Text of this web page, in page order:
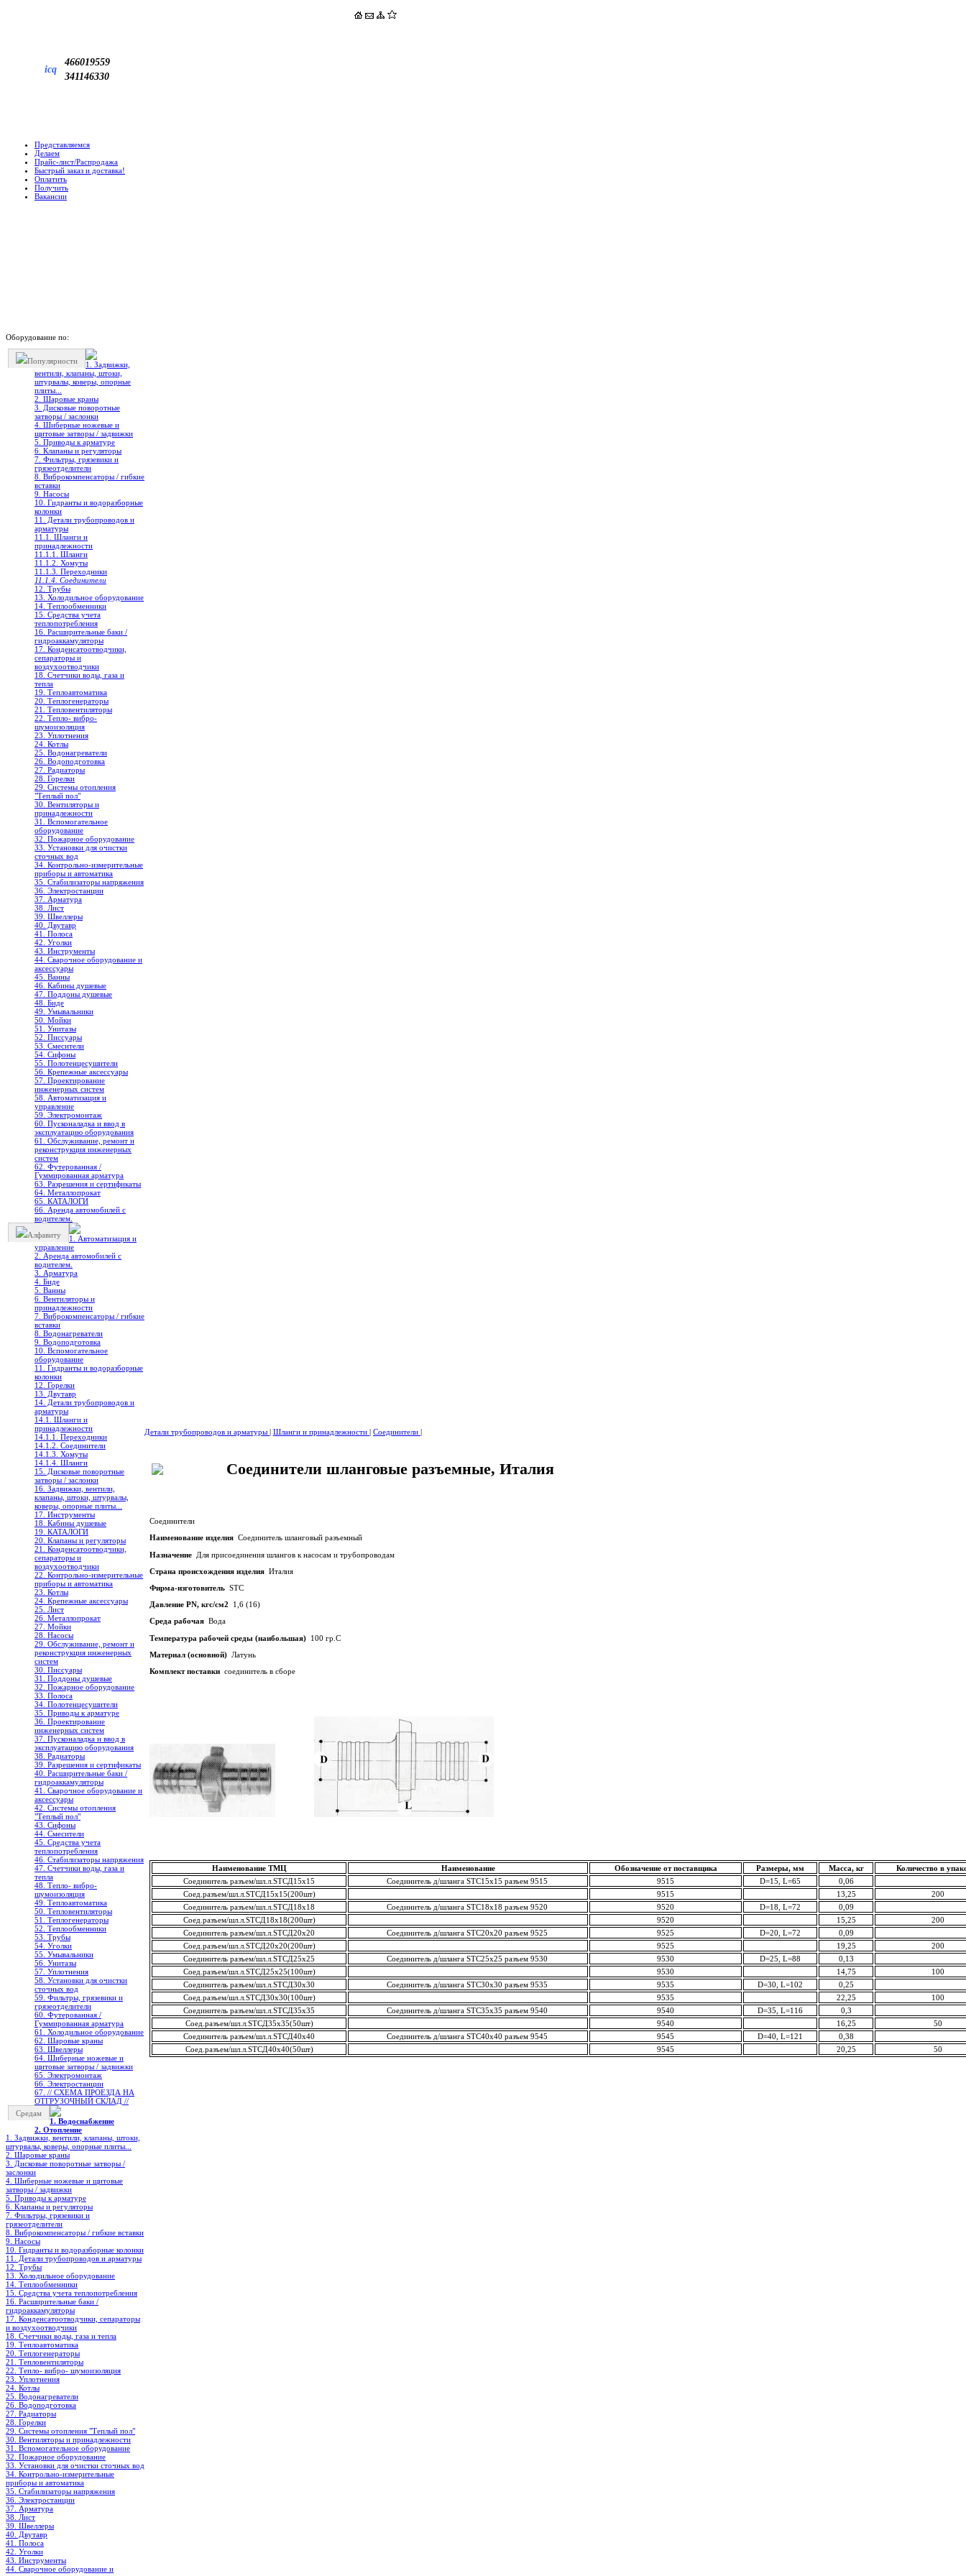
icq
466019559
341146330
Представляемся
Делаем
Прайс-лист/Распродажа
Быстрый заказ и доставка!
Оплатить
Получить
Вакансии
Оборудование по:
Популярности
1. Задвижки,
вентили, клапаны, штоки,
штурвалы, коверы, опорные
плиты...
2. Шаровые краны
3. Дисковые поворотные
затворы / заслонки
4. Шиберные ножевые и
щитовые затворы / задвижки
5. Приводы к арматуре
6. Клапаны и регуляторы
7. Фильтры, грязевики и
грязеотделители
8. Виброкомпенсаторы / гибкие
вставки
9. Насосы
10. Гидранты и водоразборные
колонки
11. Детали трубопроводов и
арматуры
11.1. Шланги и
принадлежности
11.1.1. Шланги
11.1.2. Хомуты
11.1.3. Переходники
11.1.4. Соединители
12. Трубы
13. Холодильное oборудование
14. Теплообменники
15. Средства учета
теплопотребления
16. Расширительные баки /
гидроаккамуляторы
17. Конденсатоотводчики,
сепараторы и
воздухоотводчики
18. Счетчики воды, газа и
тепла
19. Теплоавтоматика
20. Теплогенераторы
21. Тепловентиляторы
22. Тепло- вибро-
шумоизоляция
23. Уплотнения
24. Котлы
25. Водонагреватели
26. Водоподготовка
27. Радиаторы
28. Горелки
29. Системы отопления
"Теплый пол"
30. Вентиляторы и
принадлежности
31. Вспомогательное
оборудование
32. Пожарное оборудование
33. Установки для очистки
сточных вод
34. Контрольно-измерительные
приборы и автоматика
35. Стабилизаторы напряжения
36. Электростанции
37. Арматура
38. Лист
39. Швеллеры
40. Двутавр
41. Полоса
42. Уголки
43. Инструменты
44. Сварочное оборудование и
аксессуары
45. Ванны
46. Кабины душевые
47. Поддоны душевые
48. Биде
49. Умывальники
50. Мойки
51. Унитазы
52. Писсуары
53. Смесители
54. Сифоны
55. Полотенцесушители
56. Крепежные аксессуары
57. Проектирование
инженерных систем
58. Автоматизация и
управление
59. Электромонтаж
60. Пусконаладка и ввод в
эксплуатацию оборудования
61. Обслуживание, ремонт и
реконструкция инженерных
систем
62. Футерованная /
Гуммированная арматура
63. Разрешения и сертификаты
64. Металлопрокат
65. КАТАЛОГИ
66. Аренда автомобилей с
водителем.
Алфавиту
1. Автоматизация и
управление
2. Аренда автомобилей с
водителем.
3. Арматура
4. Биде
5. Ванны
6. Вентиляторы и
принадлежности
7. Виброкомпенсаторы / гибкие
вставки
8. Водонагреватели
9. Водоподготовка
10. Вспомогательное
оборудование
11. Гидранты и водоразборные
колонки
12. Горелки
13. Двутавр
14. Детали трубопроводов и
арматуры
14.1. Шланги и
принадлежности
14.1.1. Переходники
14.1.2. Соединители
14.1.3. Хомуты
14.1.4. Шланги
15. Дисковые поворотные
затворы / заслонки
16. Задвижки, вентили,
клапаны, штоки, штурвалы,
коверы, опорные плиты...
17. Инструменты
18. Кабины душевые
19. КАТАЛОГИ
20. Клапаны и регуляторы
21. Конденсатоотводчики,
сепараторы и
воздухоотводчики
22. Контрольно-измерительные
приборы и автоматика
23. Котлы
24. Крепежные аксессуары
25. Лист
26. Металлопрокат
27. Мойки
28. Насосы
29. Обслуживание, ремонт и
реконструкция инженерных
систем
30. Писсуары
31. Поддоны душевые
32. Пожарное оборудование
33. Полоса
34. Полотенцесушители
35. Приводы к арматуре
36. Проектирование
инженерных систем
37. Пусконаладка и ввод в
эксплуатацию оборудования
38. Радиаторы
39. Разрешения и сертификаты
40. Расширительные баки /
гидроаккамуляторы
41. Сварочное оборудование и
аксессуары
42. Системы отопления
"Теплый пол"
43. Сифоны
44. Смесители
45. Средства учета
теплопотребления
46. Стабилизаторы напряжения
47. Счетчики воды, газа и
тепла
48. Тепло- вибро-
шумоизоляция
49. Теплоавтоматика
50. Тепловентиляторы
51. Теплогенераторы
52. Теплообменники
53. Трубы
54. Уголки
55. Умывальники
56. Унитазы
57. Уплотнения
58. Установки для очистки
сточных вод
59. Фильтры, грязевики и
грязеотделители
60. Футерованная /
Гуммированная арматура
61. Холодильное oборудование
62. Шаровые краны
63. Швеллеры
64. Шиберные ножевые и
щитовые затворы / задвижки
65. Электромонтаж
66. Электростанции
67. // СХЕМА ПРОЕЗДА НА
ОТГРУЗОЧНЫЙ СКЛАД //
Средам
1. Водоснабжение
2. Отопление
1. Задвижки, вентили, клапаны, штоки,
штурвалы, коверы, опорные плиты...
2. Шаровые краны
3. Дисковые поворотные затворы /
заслонки
4. Шиберные ножевые и щитовые
затворы / задвижки
5. Приводы к арматуре
6. Клапаны и регуляторы
7. Фильтры, грязевики и
грязеотделители
8. Виброкомпенсаторы / гибкие вставки
9. Насосы
10. Гидранты и водоразборные колонки
11. Детали трубопроводов и арматуры
12. Трубы
13. Холодильное oборудование
14. Теплообменники
15. Средства учета теплопотребления
16. Расширительные баки /
гидроаккамуляторы
17. Конденсатоотводчики, сепараторы
и воздухоотводчики
18. Счетчики воды, газа и тепла
19. Теплоавтоматика
20. Теплогенераторы
21. Тепловентиляторы
22. Тепло- вибро- шумоизоляция
23. Уплотнения
24. Котлы
25. Водонагреватели
26. Водоподготовка
27. Радиаторы
28. Горелки
29. Системы отопления "Теплый пол"
30. Вентиляторы и принадлежности
31. Вспомогательное оборудование
32. Пожарное оборудование
33. Установки для очистки сточных вод
34. Контрольно-измерительные
приборы и автоматика
35. Стабилизаторы напряжения
36. Электростанции
37. Арматура
38. Лист
39. Швеллеры
40. Двутавр
41. Полоса
42. Уголки
43. Инструменты
44. Сварочное оборудование и
Детали трубопроводов и арматуры | Шланги и принадлежности | Соединители |
Соединители шланговые разъемные, Италия
Соединители
Наименование изделия Соединитель шланговый разъемный
Назначение Для присоединения шлангов к насосам и трубопроводам
Страна происхождения изделия Италия
Фирма-изготовитель STC
Давление РN, кгс/см2 1,6 (16)
Среда рабочая Вода
Температура рабочей среды (наибольшая) 100 гр.С
Материал (основной) Латунь
Комплект поставки соединитель в сборе
Наименование ТМЦ Наименование Обозначение от поставщика Размеры, мм Масса, кг
Количество в
Соединитель разъем/шл.л.STCД15х15
Соединитель д/шланга STC15х15 разъем 9515 9515 D=15, L=65
0,06
Соед.разъем/шл.л.STCД15х15(200шт)
9515 13,25
200
Соединитель разъем/шл.л.STCД18х18
Соединитель д/шланга STC18х18 разъем 9520 9520 D=18, L=72
0,09
Соед.разъем/шл.л.STCД18х18(200шт)
9520 15,25
200
Соединитель разъем/шл.л.STCД20х20
Соединитель д/шланга STC20х20 разъем 9525 9525 D=20, L=72
0,09
Соед.разъем/шл.л.STCД20х20(200шт)
9525 19,25
200
Соединитель разъем/шл.л.STCД25х25
Соединитель д/шланга STC25х25 разъем 9530 9530 D=25, L=88
0,13
Соед.разъем/шл.л.STCД25х25(100шт)
9530 14,75
100
Соединитель разъем/шл.л.STCД30х30
Соединитель д/шланга STC30х30 разъем 9535 9535 D=30, L=102
0,25
Соед.разъем/шл.л.STCД30х30(100шт)
9535 22,25
100
Соединитель разъем/шл.л.STCД35х35
Соединитель д/шланга STC35х35 разъем 9540 9540 D=35, L=116
0,3
Соед.разъем/шл.л.STCД35х35(50шт)
9540 16,25
50
Соединитель разъем/шл.л.STCД40х40
Соединитель д/шланга STC40х40 разъем 9545 9545 D=40, L=121
0,38
Соед.разъем/шл.л.STCД40х40(50шт)
9545 20,25 50